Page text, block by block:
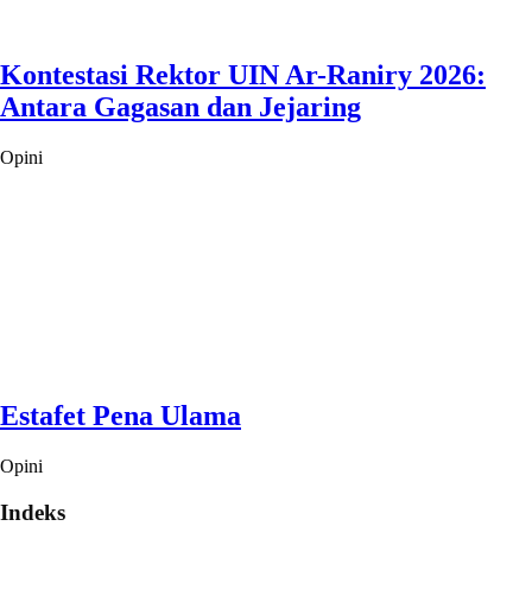
Kontestasi Rektor UIN Ar-Raniry 2026:
Antara Gagasan dan Jejaring
Opini
Estafet Pena Ulama
Opini
Indeks